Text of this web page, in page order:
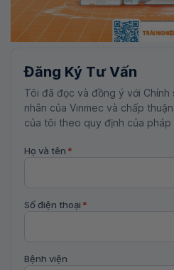
Đăng Ký Tư Vấn
Tôi đã đọc và đồng ý với
nhân của Vinmec và chấp
của tôi theo quy định của pháp
Họ và tên *
Số điện thoại *
Bệnh viện